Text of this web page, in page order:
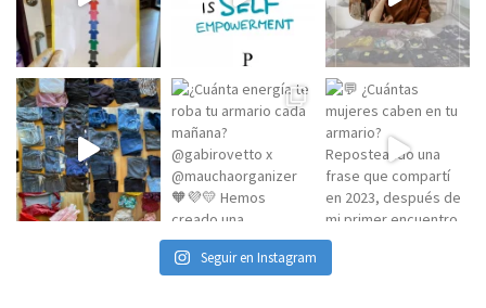
Seguir en Instagram